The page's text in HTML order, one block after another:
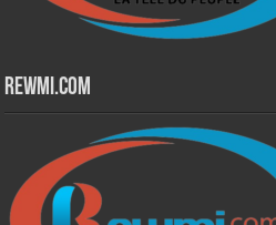
Rewmi.Com